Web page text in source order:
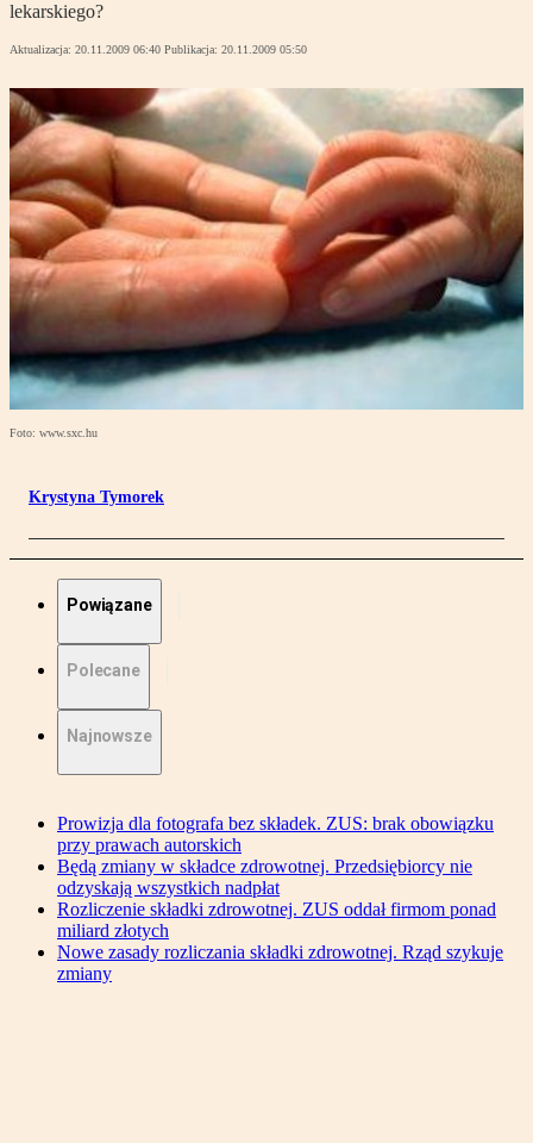
lekarskiego?
Aktualizacja: 20.11.2009 06:40 Publikacja: 20.11.2009 05:50
Foto: www.sxc.hu
Krystyna Tymorek
Powiązane
Polecane
Najnowsze
Prowizja dla fotografa bez składek. ZUS: brak obowiązku
przy prawach autorskich
Będą zmiany w składce zdrowotnej. Przedsiębiorcy nie
odzyskają wszystkich nadpłat
Rozliczenie składki zdrowotnej. ZUS oddał firmom ponad
miliard złotych
Nowe zasady rozliczania składki zdrowotnej. Rząd szykuje
zmiany